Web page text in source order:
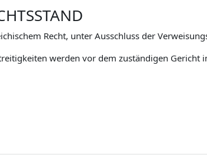
Recht, unter Ausschluss der
werden vor dem zuständigen Gericht